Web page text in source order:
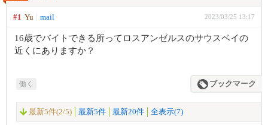
#1 Yu mail 2023/03/25 13:17
16歳でバイトできる所ってロスアンゼルスのサウスベイの
近くにありますか？
働く ブックマーク
最新5件(2/5) 最新5件 最新20件 全表示(7)